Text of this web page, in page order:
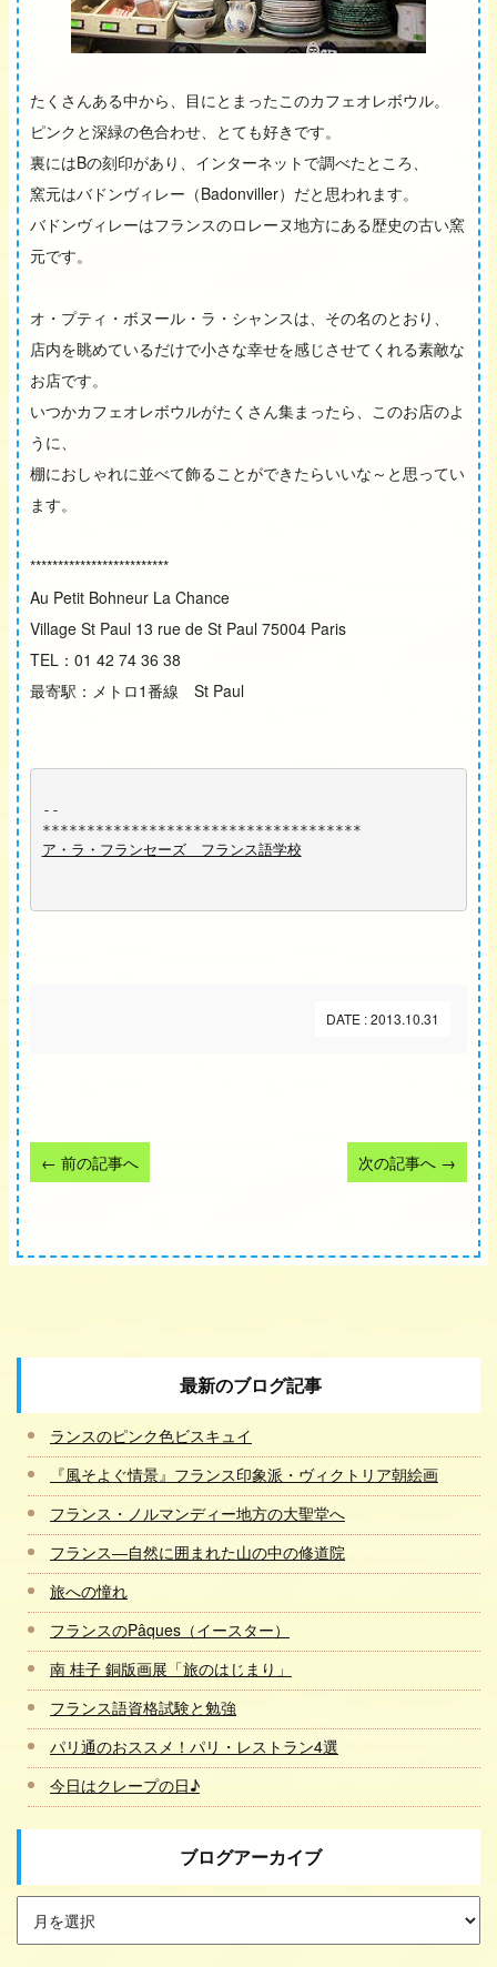
たくさんある中から、目にとまったこのカフェオレボウル。
ピンクと深緑の色合わせ、とても好きです。
裏にはBの刻印があり、インターネットで調べたところ、
窯元はバドンヴィレー（Badonviller）だと思われます。
バドンヴィレーはフランスのロレーヌ地方にある歴史の古い窯
元です。
オ・プティ・ボヌール・ラ・シャンスは、その名のとおり、
店内を眺めているだけで小さな幸せを感じさせてくれる素敵な
お店です。
いつかカフェオレボウルがたくさん集まったら、このお店のよ
うに、
棚におしゃれに並べて飾ることができたらいいな～と思ってい
ます。
*************************
Au Petit Bohneur La Chance
Village St Paul 13 rue de St Paul 75004 Paris
TEL：01 42 74 36 38
最寄駅：メトロ1番線 St Paul
--
************************************
ア・ラ・フランセーズ　フランス語学校
DATE : 2013.10.31
← 前の記事へ 次の記事へ →
最新のブログ記事
ランスのピンク色ビスキュイ
『風そよぐ情景』フランス印象派・ヴィクトリア朝絵画
フランス・ノルマンディー地方の大聖堂へ
フランス―自然に囲まれた山の中の修道院
旅への憧れ
フランスのPâques（イースター）
南 桂子 銅版画展「旅のはじまり」
フランス語資格試験と勉強
パリ通のおススメ！パリ・レストラン4選
今日はクレープの日♪
ブログアーカイブ